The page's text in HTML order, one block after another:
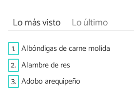
Lo más visto Lo último
1. Albóndigas de carne molida
2. Alambre de res
3. Adobo arequipeño